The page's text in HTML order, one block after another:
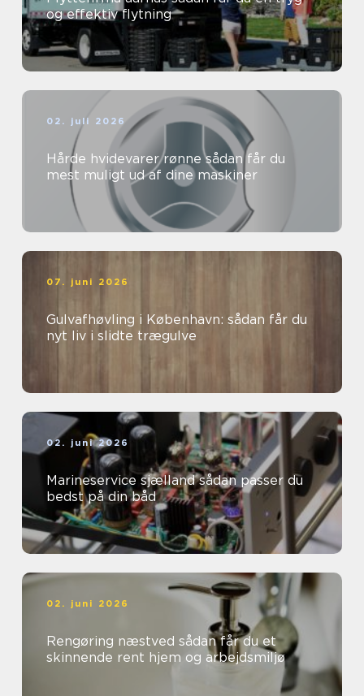
og effektiv flytning
02. juli 2026
Hårde hvidevarer rønne sådan får du
mest muligt ud af dine maskiner
07. juni 2026
Gulvafhøvling i København: sådan får du
nyt liv i slidte trægulve
02. juni 2026
Marineservice sjælland sådan passer du
bedst på din båd
02. juni 2026
Rengøring næstved sådan får du et
skinnende rent hjem og arbejdsmiljø